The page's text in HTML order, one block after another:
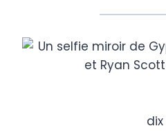
dix